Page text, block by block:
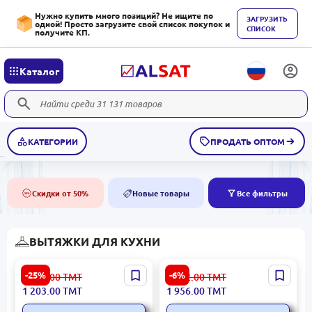
Нужно купить много позиций? Не ищите по
одной! Просто загрузите свой список покупок и
получите КП.
ЗАГРУЗИТЬ
СПИСОК
Каталог
КАТЕГОРИИ ПРОДАТЬ ОПТОМ
50% Скидки от 50% NEW Новые товары Все фильтры
ВЫТЯЖКИ ДЛЯ КУХНИ
-25%
Proff 7062X |
Встраиваемая вытяжка
Интегрированный дизайн
1 618.00ТМТ
1 203.00ТМТ
-6%
SKYWORTH
HOODORNR60B | Кухонная
вытяжка 650 м³/ч Два
вентилятора Чёрный
2 102.00ТМТ
1 956.00ТМТ